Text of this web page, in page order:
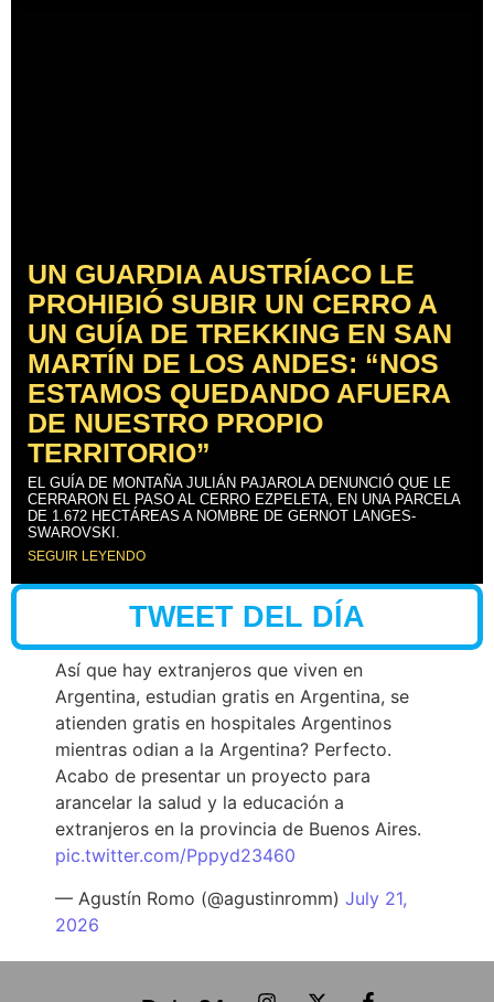
UN GUARDIA AUSTRÍACO LE
PROHIBIÓ SUBIR UN CERRO A
UN GUÍA DE TREKKING EN SAN
MARTÍN DE LOS ANDES: “NOS
ESTAMOS QUEDANDO AFUERA
DE NUESTRO PROPIO
TERRITORIO”
EL GUÍA DE MONTAÑA JULIÁN PAJAROLA DENUNCIÓ QUE LE
CERRARON EL PASO AL CERRO EZPELETA, EN UNA PARCELA
DE 1.672 HECTÁREAS A NOMBRE DE GERNOT LANGES-
SWAROVSKI.
SEGUIR LEYENDO
TWEET DEL DÍA
Así que hay extranjeros que viven en
Argentina, estudian gratis en Argentina, se
atienden gratis en hospitales Argentinos
mientras odian a la Argentina? Perfecto.
Acabo de presentar un proyecto para
arancelar la salud y la educación a
extranjeros en la provincia de Buenos Aires.
pic.twitter.com/Pppyd23460
— Agustín Romo (@agustinromm) July 21,
2026